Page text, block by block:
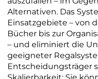
Alternativen. Das
Einsatzgebiete – von
Bücher bis zur
– und eliminiert die
geeigneter
Entscheidungsträger